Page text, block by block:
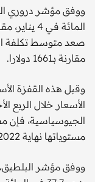
مقارنة بـ1661 دولارا.
وقبل هذه القفزة
الأسعار خلال الربع
مستوياتها نهاية 2022.
ووفق مؤشر